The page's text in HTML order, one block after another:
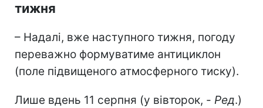
тижня
– Надалі, вже наступного тижня, погоду
переважно формуватиме антициклон
(поле підвищеного атмосферного тиску).
Лише вдень 11 серпня (у вівторок, - Ред.)